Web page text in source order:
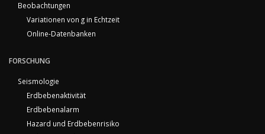
Beobachtungen
Variationen von g in Echtzeit
Online-Datenbanken
FORSCHUNG
Seismologie
Erdbebenaktivität
Erdbebenalarm
Hazard und Erdbebenrisiko